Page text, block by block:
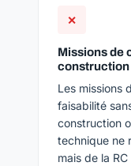
✕
Missions de
construction
Les missions
faisabilité
construction
technique ne
mais de la